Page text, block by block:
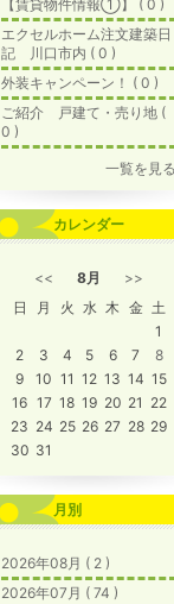
【賃貸物件情報①】 ( 0 )
エクセルホーム注文建築日
記 川口市内 ( 0 )
外装キャンペーン！ ( 0 )
ご紹介 戸建て・売り地 (
0 )
一覧を見る
カレンダー
<< 8月
>>
日
月 火 水 木 金 土
1
2
3 4 5 6 7
8
9
10 11 12 13 14 15
16 17 18 19 20 21 22
23 24 25 26 27 28 29
30 31
月別
2026年08月 ( 2 )
2026年07月 ( 74 )